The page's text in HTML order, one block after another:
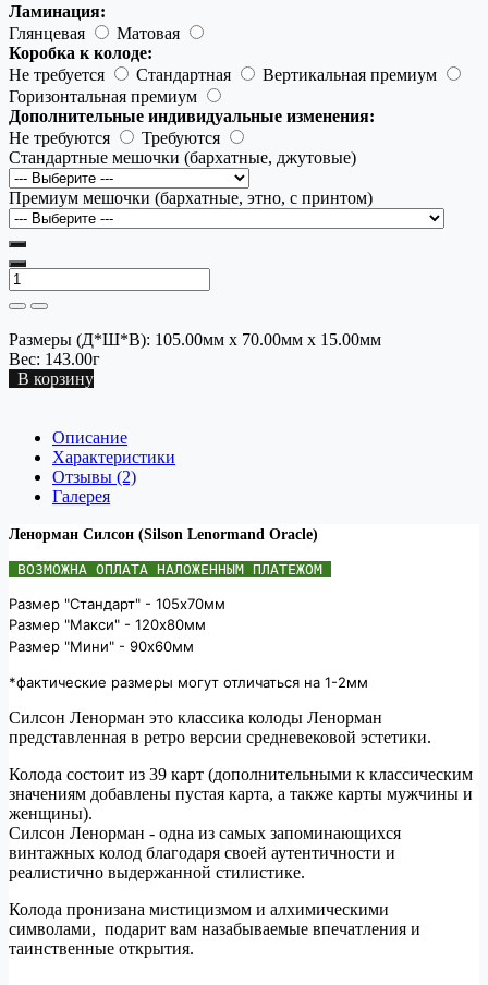
Ламинация:
Глянцевая
Матовая
Коробка к колоде:
Не требуется
Стандартная
Вертикальная премиум
Горизонтальная премиум
Дополнительные индивидуальные изменения:
Не требуются
Требуются
Стандартные мешочки (бархатные, джутовые)
Премиум мешочки (бархатные, этно, с принтом)
Размеры (Д*Ш*В): 105.00мм x 70.00мм x 15.00мм
Вес: 143.00г
В корзину
Описание
Характеристики
Отзывы (2)
Галерея
Ленорман Силсон (Silson Lenormand Oracle)
ВОЗМОЖНА ОПЛАТА НАЛОЖЕННЫМ ПЛАТЕЖОМ
Размер "Стандарт" - 105х70мм
Размер "Макси" - 120х80мм
Размер "Мини" - 90х60мм
*фактические размеры могут отличаться на 1-2мм
Силсон Ленорман это классика колоды Ленорман
представленная в ретро версии средневековой эстетики.
Колода состоит из 39 карт (дополнительными к классическим
значениям добавлены пустая карта, а также карты мужчины и
женщины).
Силсон Ленорман - одна из самых запоминающихся
винтажных колод благодаря своей аутентичности и
реалистично выдержанной стилистике.
Колода пронизана мистицизмом и алхимическими
символами, подарит вам назабываемые впечатления и
таинственные открытия.